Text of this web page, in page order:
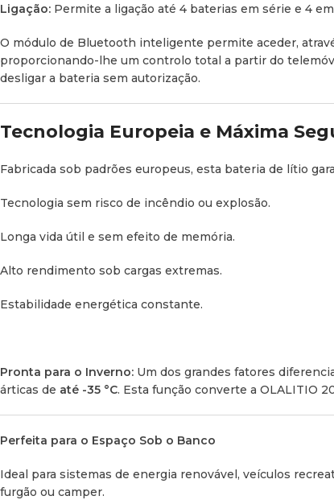
Ligação: Permite a ligação até 4 baterias em série e 4
O módulo de Bluetooth inteligente permite aceder,
proporcionando-lhe um controlo total a partir do
desligar a bateria sem autorização.
Tecnologia Europeia e Máxima
Fabricada sob padrões europeus, esta bateria de lítio
Tecnologia sem risco de incêndio ou explosão.
Longa vida útil e sem efeito de memória.
Alto rendimento sob cargas extremas.
Estabilidade energética constante.
Pronta para o Inverno: Um dos grandes fatores
árticas de até -35 °C. Esta função converte a OLALITIO
Perfeita para o Espaço Sob o Banco
Ideal para sistemas de energia renovável, veículos
furgão ou camper.
Instagram